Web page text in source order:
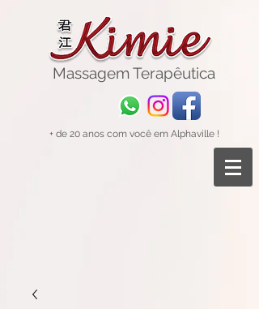
Massagem Terapêutica
+ de 20 anos com você em Alphaville !